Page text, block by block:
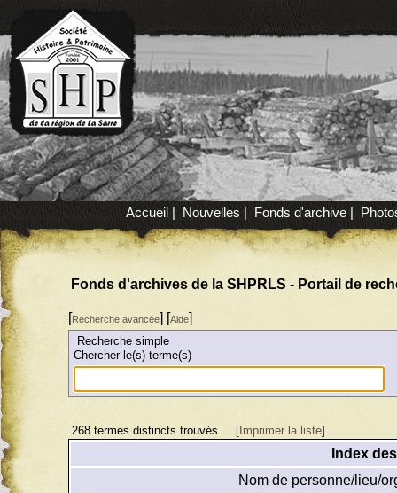
Accueil | Nouvelles| Fonds d'archive|
Fonds d'archives de la SHPRLS - Portail de
[Recherche avancée] [Aide]
Recherche simple
Chercher le(s) terme(s)
268 termes distincts trouvés [Imprimer la liste]
Index
Nom de personne/lieu/